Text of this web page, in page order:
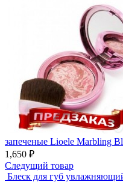
запеченые Lioele Marbling
1,650 ₽
Следущий товар
Блеск для губ